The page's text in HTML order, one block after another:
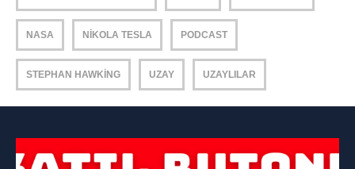
NASA NIKOLA TESLA PODCAST
STEPHAN HAWKING UZAY UZAYLILAR